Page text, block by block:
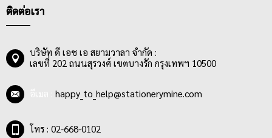
ติดต่อเรา
บริษัท ดี เอช เอ สยามวาลา จำกัด :
เลขที่ 202 ถนนสุรวงศ์ เขตบางรัก กรุงเทพฯ 10500
happy_to_help@stationerymine.com
โทร : 02-668-0102